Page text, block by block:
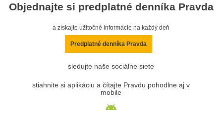
Objednajte si predplatné denníka Pravda
a získajte užitočné informácie na každý deň
Predplatné denníka Pravda
sledujte naše sociálne siete
stiahnite si aplikáciu a čítajte Pravdu pohodlne aj v
mobile